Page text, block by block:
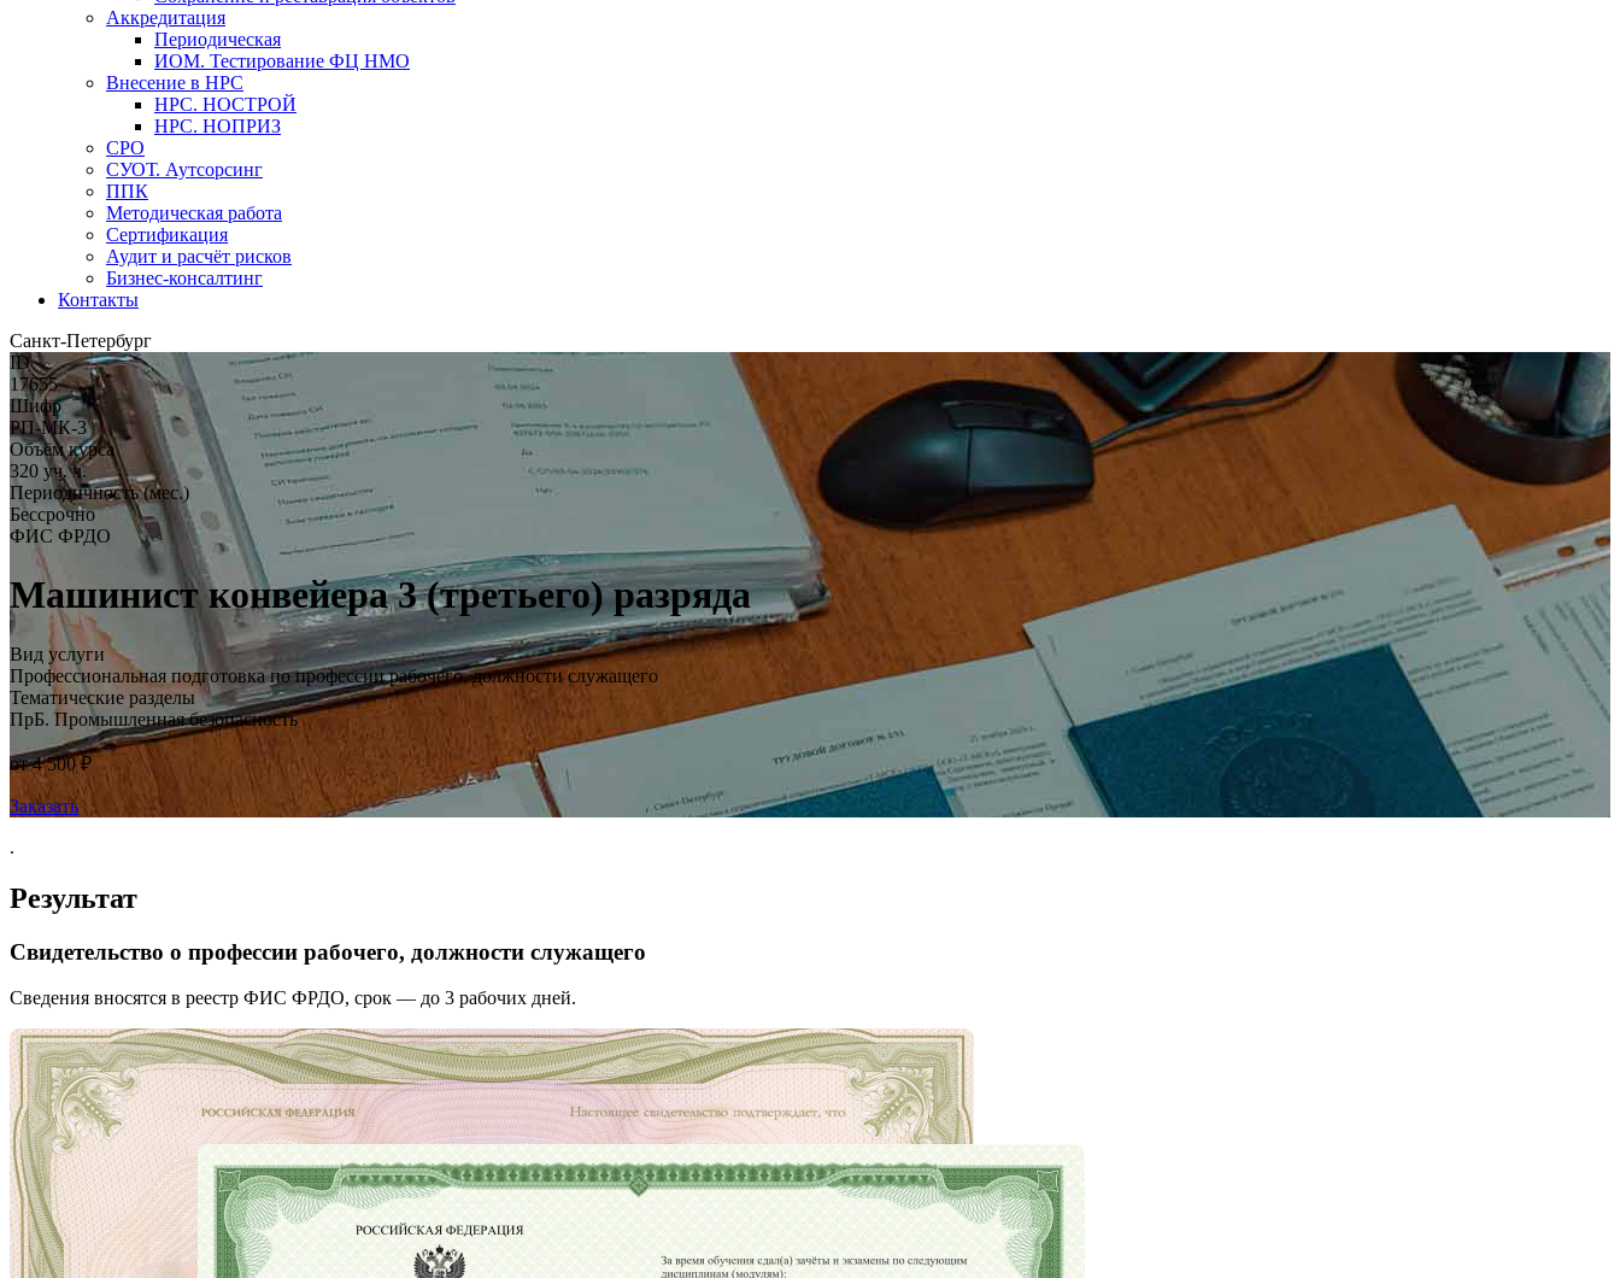
Аккредитация
Периодическая
ИОМ. Тестирование ФЦ НМО
Внесение в НРС
НРС. НОСТРОЙ
НРС. НОПРИЗ
СРО
СУОТ. Аутсорсинг
ППК
Методическая работа
Сертификация
Аудит и расчёт рисков
Бизнес-консалтинг
Контакты
Санкт-Петербург
ID
17655
Шифр
РП-МК-3
Объём курса
320 уч. ч.
Периодичность (мес.)
Бессрочно
ФИС ФРДО
Машинист конвейера 3 (третьего) разряда
Вид услуги
Профессиональная подготовка по профессии рабочего, должности служащего
Тематические разделы
ПрБ. Промышленная безопасность
от 4 500 ₽
Заказать
.
Результат
Свидетельство о профессии рабочего, должности служащего
Сведения вносятся в реестр ФИС ФРДО, срок — до 3 рабочих дней.